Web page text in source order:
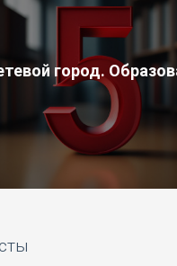
город.